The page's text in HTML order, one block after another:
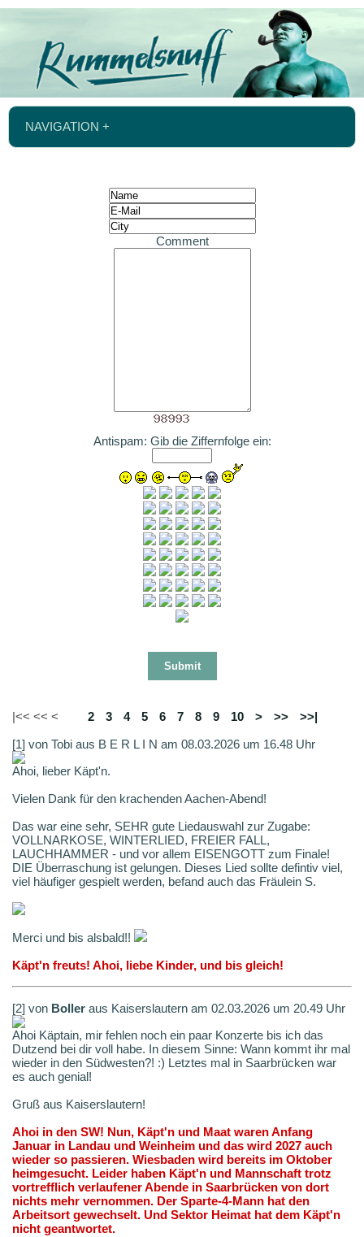
NAVIGATION +
Comment
Antispam: Gib die Ziffernfolge ein:
|<< << < 2 3 4 5 6 7 8 9 10 > >>
>>|
[1] von Tobi aus B E R L I N am 08.03.2026 um 16.48 Uhr
Ahoi, lieber Käpt'n.
Vielen Dank für den krachenden Aachen-Abend!
Das war eine sehr, SEHR gute Liedauswahl zur Zugabe:
VOLLNARKOSE, WINTERLIED, FREIER FALL,
LAUCHHAMMER - und vor allem EISENGOTT zum Finale!
DIE Überraschung ist gelungen. Dieses Lied sollte defintiv viel,
viel häufiger gespielt werden, befand auch das Fräulein S.
Merci und bis alsbald!!
Käpt'n freuts! Ahoi, liebe Kinder, und bis gleich!
[2] von Boller aus Kaiserslautern am 02.03.2026 um 20.49 Uhr
Ahoi Käptain, mir fehlen noch ein paar Konzerte bis ich das
Dutzend bei dir voll habe. In diesem Sinne: Wann kommt ihr mal
wieder in den Südwesten?! :) Letztes mal in Saarbrücken war
es auch genial!
Gruß aus Kaiserslautern!
Ahoi in den SW! Nun, Käpt'n und Maat waren Anfang
Januar in Landau und Weinheim und das wird 2027 auch
wieder so passieren. Wiesbaden wird bereits im Oktober
heimgesucht. Leider haben Käpt'n und Mannschaft trotz
vortrefflich verlaufener Abende in Saarbrücken von dort
nichts mehr vernommen. Der Sparte-4-Mann hat den
Arbeitsort gewechselt. Und Sektor Heimat hat dem Käpt'n
nicht geantwortet.